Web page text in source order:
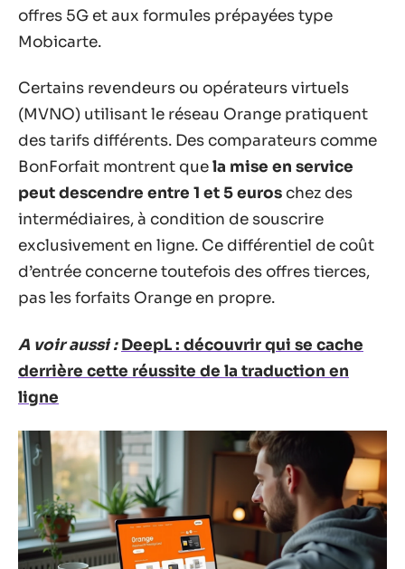
offres 5G et aux formules prépayées type
Mobicarte.
Certains revendeurs ou opérateurs virtuels
(MVNO) utilisant le réseau Orange pratiquent
des tarifs différents. Des comparateurs comme
BonForfait montrent quela mise en service
peut descendre entre 1 et 5 euros chez des
intermédiaires, à condition de souscrire
exclusivement en ligne. Ce différentiel de coût
d’entrée concerne toutefois des offres tierces,
pas les forfaits Orange en propre.
A voir aussi : DeepL : découvrir qui se cache
derrière cette réussite de la traduction en
ligne